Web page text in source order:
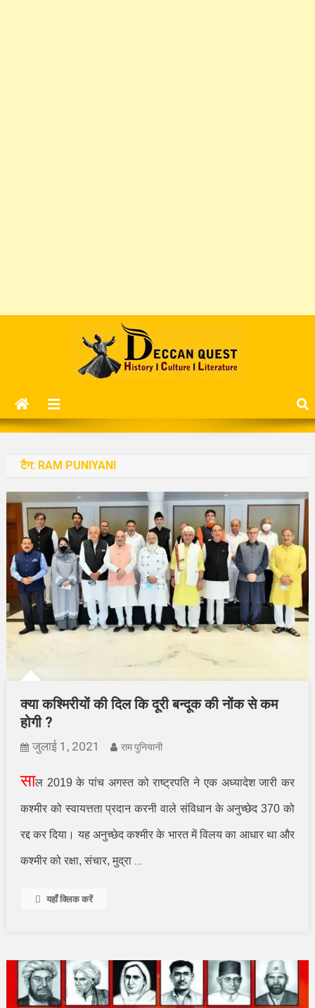
Deccan Quest
टैग: RAM PUNIYANI
क्या कश्मिरीयों की दिल कि दूरी बन्दूक की नोंक से कम
होगी ?
जुलाई 1, 2021 राम पुनियानी
साल 2019 के पांच अगस्त को राष्ट्रपति ने एक अध्यादेश जारी कर
कश्मीर को स्वायत्तता प्रदान करनी वाले संविधान के अनुच्छेद 370 को
रद्द कर दिया। यह अनुच्छेद कश्मीर के भारत में विलय का आधार था और
कश्मीर को रक्षा,संचार,मुद्रा …
यहाँ क्लिक करें